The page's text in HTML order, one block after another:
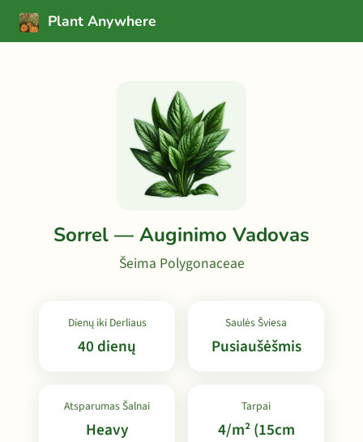
Plant Anywhere
Sorrel — Auginimo Vadovas
Šeima Polygonaceae
Dienų iki Derliaus
40 dienų
Saulės Šviesa
Pusiaušėšmis
Atsparumas Šalnai
Heavy
Tarpai
4/m² (15cm